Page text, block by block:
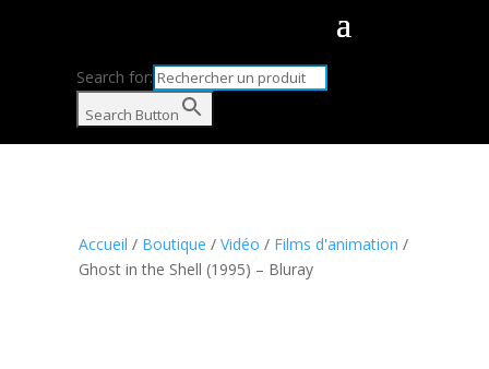
Search for:
Search Button
Accueil / Boutique / Vidéo / Films d'animation /
Ghost in the Shell (1995) – Bluray